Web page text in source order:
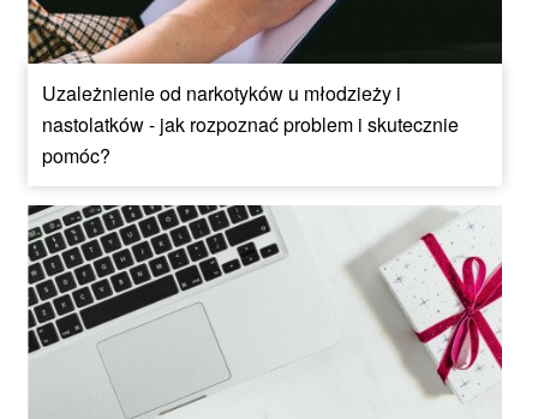
Uzależnienie od narkotyków u młodzieży i
nastolatków - jak rozpoznać problem i skutecznie
pomóc?